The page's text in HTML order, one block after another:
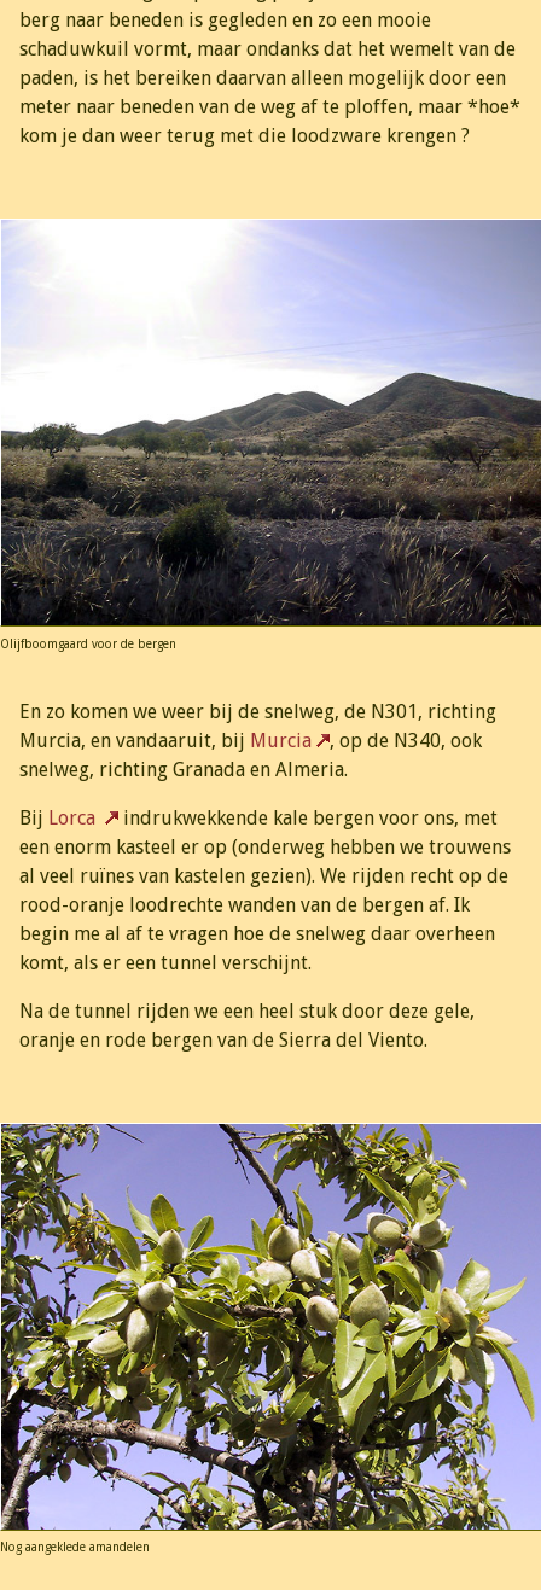
berg naar beneden is gegleden en zo een mooie
schaduwkuil vormt, maar ondanks dat het wemelt van de
paden, is het bereiken daarvan alleen mogelijk door een
meter naar beneden van de weg af te ploffen, maar *hoe*
kom je dan weer terug met die loodzware krengen ?
Olijfboomgaard voor de bergen
En zo komen we weer bij de snelweg, de N301, richting
Murcia, en vandaaruit, bij Murcia
, op de N340, ook
snelweg, richting Granada en Almeria.
Bij Lorca
indrukwekkende kale bergen voor ons, met
een enorm kasteel er op (onderweg hebben we trouwens
al veel ruïnes van kastelen gezien). We rijden recht op de
rood-oranje loodrechte wanden van de bergen af. Ik
begin me al af te vragen hoe de snelweg daar overheen
komt, als er een tunnel verschijnt.
Na de tunnel rijden we een heel stuk door deze gele,
oranje en rode bergen van de Sierra del Viento.
Nog aangeklede amandelen